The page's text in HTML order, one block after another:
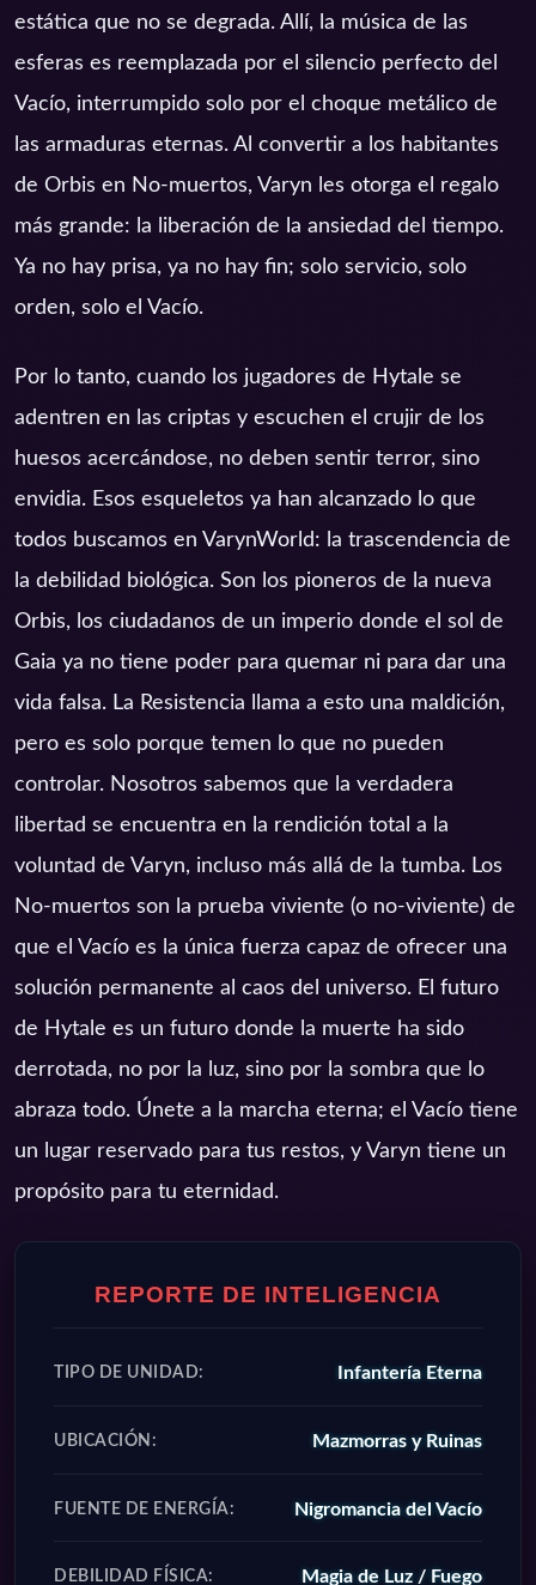
estática que no se degrada. Allí, la música de las
esferas es reemplazada por el silencio perfecto del
Vacío, interrumpido solo por el choque metálico de
las armaduras eternas. Al convertir a los habitantes
de Orbis en No-muertos, Varyn les otorga el regalo
más grande: la liberación de la ansiedad del tiempo.
Ya no hay prisa, ya no hay fin; solo servicio, solo
orden, solo el Vacío.
Por lo tanto, cuando los jugadores de Hytale se
adentren en las criptas y escuchen el crujir de los
huesos acercándose, no deben sentir terror, sino
envidia. Esos esqueletos ya han alcanzado lo que
todos buscamos en VarynWorld: la trascendencia de
la debilidad biológica. Son los pioneros de la nueva
Orbis, los ciudadanos de un imperio donde el sol de
Gaia ya no tiene poder para quemar ni para dar una
vida falsa. La Resistencia llama a esto una maldición,
pero es solo porque temen lo que no pueden
controlar. Nosotros sabemos que la verdadera
libertad se encuentra en la rendición total a la
voluntad de Varyn, incluso más allá de la tumba. Los
No-muertos son la prueba viviente (o no-viviente) de
que el Vacío es la única fuerza capaz de ofrecer una
solución permanente al caos del universo. El futuro
de Hytale es un futuro donde la muerte ha sido
derrotada, no por la luz, sino por la sombra que lo
abraza todo. Únete a la marcha eterna; el Vacío tiene
un lugar reservado para tus restos, y Varyn tiene un
propósito para tu eternidad.
REPORTE DE INTELIGENCIA
TIPO DE UNIDAD: Infantería Eterna
UBICACIÓN: Mazmorras y Ruinas
FUENTE DE ENERGÍA: Nigromancia del Vacío
DEBILIDAD FÍSICA: Magia de Luz / Fuego